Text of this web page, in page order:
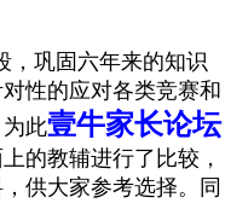
巩固六年来的知识
性的应对各类竞赛和
此壹牛家长论坛
的教辅进行了比较，
供大家参考选择。同